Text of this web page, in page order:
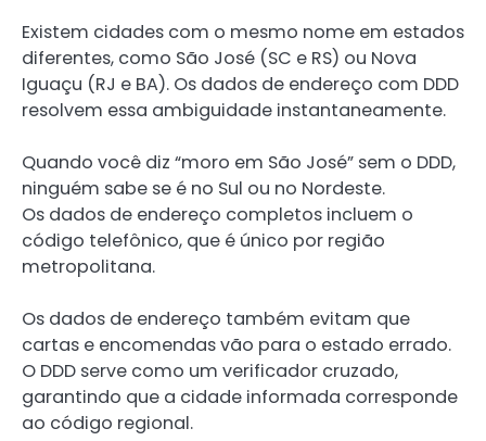
Existem cidades com o mesmo nome em estados
diferentes, como São José (SC e RS) ou Nova
Iguaçu (RJ e BA). Os dados de endereço com DDD
resolvem essa ambiguidade instantaneamente.
Quando você diz “moro em São José” sem o DDD,
ninguém sabe se é no Sul ou no Nordeste.
Os dados de endereço completos incluem o
código telefônico, que é único por região
metropolitana.
Os dados de endereço também evitam que
cartas e encomendas vão para o estado errado.
O DDD serve como um verificador cruzado,
garantindo que a cidade informada corresponde
ao código regional.